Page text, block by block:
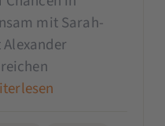
mit Sarah-